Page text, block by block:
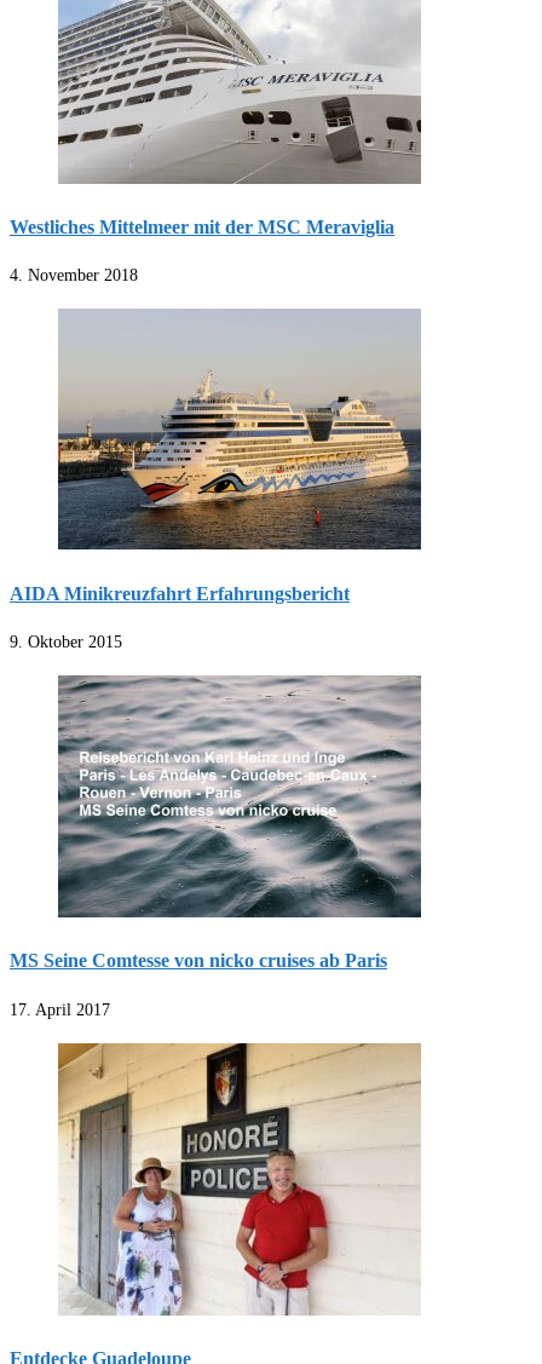
Westliches Mittelmeer mit der MSC Meraviglia
4. November 2018
AIDA Minikreuzfahrt Erfahrungsbericht
9. Oktober 2015
MS Seine Comtesse von nicko cruises ab Paris
17. April 2017
Entdecke Guadeloupe